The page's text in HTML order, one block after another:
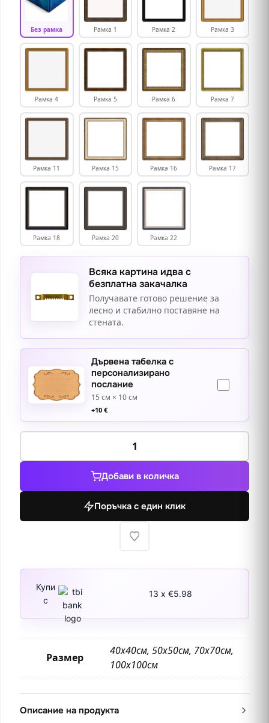
Без рамка Рамка 1 Рамка 2 Рамка 3
Рамка 4 Рамка 5 Рамка 6 Рамка 7
Рамка 11 Рамка 15 Рамка 16 Рамка 17
Рамка 18 Рамка 20 Рамка 22
Всяка картина идва с
безплатна закачалка
Получавате готово решение за
лесно и стабилно поставяне на
стената.
Дървена табелка с
персонализирано
послание
15 см × 10 см
+10 €
количество
Стария
Несебър
Добави в количка
Поръчка с един клик
Купи
с
13 x €5.98
Размер
40х40см, 50х50см, 70х70см,
100х100см
Описание на продукта